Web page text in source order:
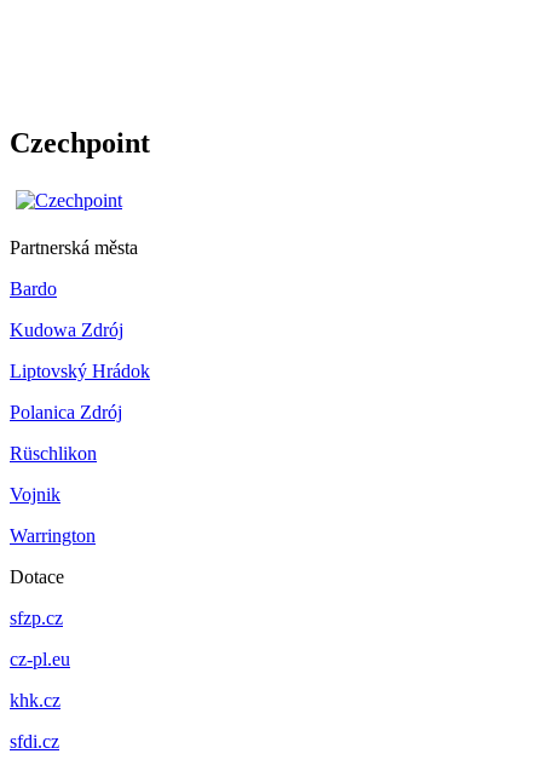
Czechpoint
Partnerská města
Bardo
Kudowa Zdrój
Liptovský Hrádok
Polanica Zdrój
Rüschlikon
Vojnik
Warrington
Dotace
sfzp.cz
cz-pl.eu
khk.cz
sfdi.cz